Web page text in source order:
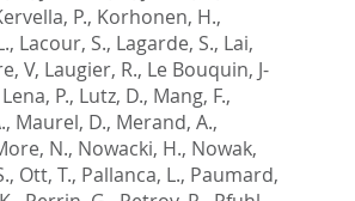
P., Korhonen, H.,
, Lacour, S., Lagarde, S., Lai,
V, Laugier, R., Le Bouquin, J-
Lena, P., Lutz, D., Mang, F.,
, Maurel, D., Merand, A.,
N., Nowacki, H., Nowak,
, Ott, T., Pallanca, L., Paumard,